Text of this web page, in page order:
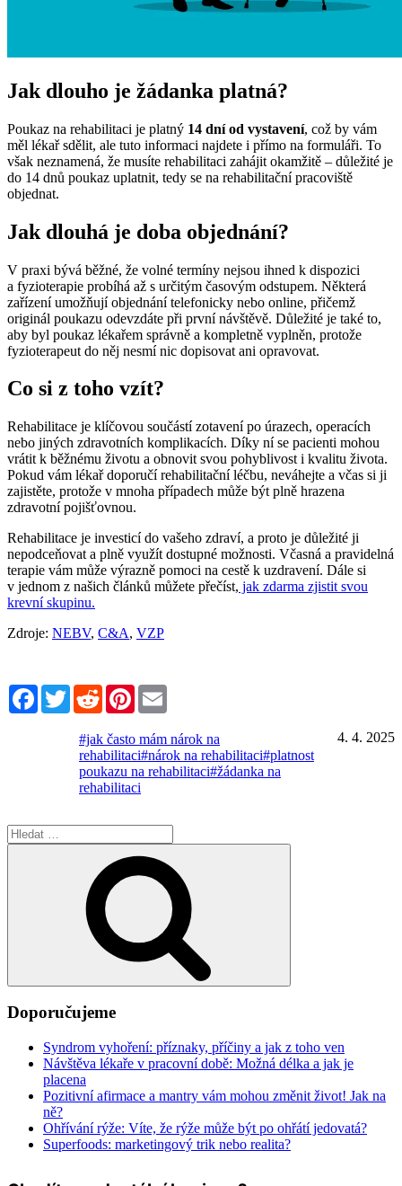
Jak dlouho je žádanka platná?
Poukaz na rehabilitaci je platný 14 dní od vystavení, což by vám
měl lékař sdělit, ale tuto informaci najdete i přímo na formuláři. To
však neznamená, že musíte rehabilitaci zahájit okamžitě – důležité je
do 14 dnů poukaz uplatnit, tedy se na rehabilitační pracoviště
objednat.
Jak dlouhá je doba objednání?
V praxi bývá běžné, že volné termíny nejsou ihned k dispozici
a fyzioterapie probíhá až s určitým časovým odstupem. Některá
zařízení umožňují objednání telefonicky nebo online, přičemž
originál poukazu odevzdáte při první návštěvě. Důležité je také to,
aby byl poukaz lékařem správně a kompletně vyplněn, protože
fyzioterapeut do něj nesmí nic dopisovat ani opravovat.
Co si z toho vzít?
Rehabilitace je klíčovou součástí zotavení po úrazech, operacích
nebo jiných zdravotních komplikacích. Díky ní se pacienti mohou
vrátit k běžnému životu a obnovit svou pohyblivost i kvalitu života.
Pokud vám lékař doporučí rehabilitační léčbu, neváhejte a včas si ji
zajistěte, protože v mnoha případech může být plně hrazena
zdravotní pojišťovnou.
Rehabilitace je investicí do vašeho zdraví, a proto je důležité ji
nepodceňovat a plně využít dostupné možnosti. Včasná a pravidelná
terapie vám může výrazně pomoci na cestě k uzdravení. Dále si
v jednom z našich článků můžete přečíst, jak zdarma zjistit svou
krevní skupinu.
Zdroje: NEBV, C&A, VZP
FacebookTwitterRedditPinterest
4. 4. 2025
#jak často mám nárok na
rehabilitaci#nárok na rehabilitaci#platnost
poukazu na rehabilitaci#žádanka na
rehabilitaci
Hledat:
Doporučujeme
Syndrom vyhoření: příznaky, příčiny a jak z toho ven
Návštěva lékaře v pracovní době: Možná délka a jak je
placena
Pozitivní afirmace a mantry vám mohou změnit život! Jak na
ně?
Ohřívání rýže: Víte, že rýže může být po ohřátí jedovatá?
Superfoods: marketingový trik nebo realita?